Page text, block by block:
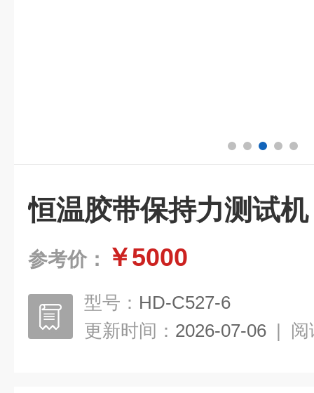
恒温胶带保持力测试机
参考价： ￥5000
型号： HD-C527-6
更新时间： 2026-07-06 | 阅